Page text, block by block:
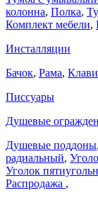
колонна, Полка,
Комплект мебели,
Инсталляции
Бачок, Рама,
Писсуары
Душевые
Душевые поддоны,
радиальный,
Уголок
Распродажа ,